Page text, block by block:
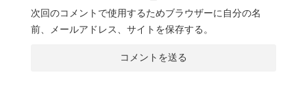
次回のコメントで使用するためブラウザーに自分の名
前、メールアドレス、サイトを保存する。